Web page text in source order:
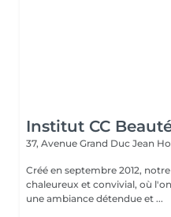
Institut CC
37, Avenue Grand Duc Jean
Créé en septembre 2012,
chaleureux et convivial, où
une ambiance détendue et ...